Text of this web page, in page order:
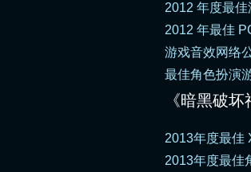
2012 年度最
2012 年最佳
游戏音效网络
最佳角色扮演
《暗黑破
2013年度最佳
2013年度最佳